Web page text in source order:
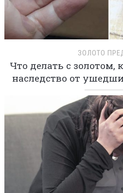
ЗОЛОТО
Что делать с золотом,
наследство от